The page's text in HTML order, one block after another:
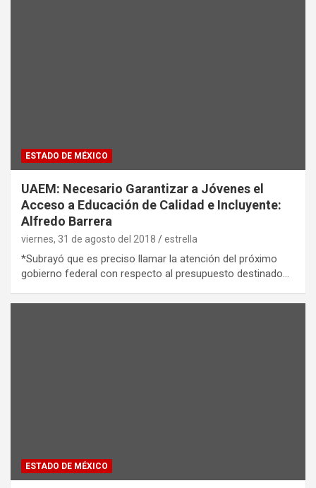
ESTADO DE MÉXICO
UAEM: Necesario Garantizar a Jóvenes el
Acceso a Educación de Calidad e Incluyente:
Alfredo Barrera
viernes, 31 de agosto del 2018 estrella
*Subrayó que es preciso llamar la atención del próximo
gobierno federal con respecto al presupuesto destinado…
ESTADO DE MÉXICO